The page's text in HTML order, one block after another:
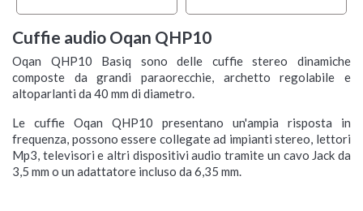
Cuffie audio Oqan QHP10
Oqan QHP10 Basiq sono delle cuffie stereo dinamiche
composte da grandi paraorecchie, archetto regolabile e
altoparlanti da 40 mm di diametro.
Le cuffie Oqan QHP10 presentano un'ampia risposta in
frequenza, possono essere collegate ad impianti stereo, lettori
Mp3, televisori e altri dispositivi audio tramite un cavo Jack da
3,5 mm o un adattatore incluso da 6,35 mm.